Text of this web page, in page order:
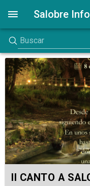
Salobre
II CANTO A